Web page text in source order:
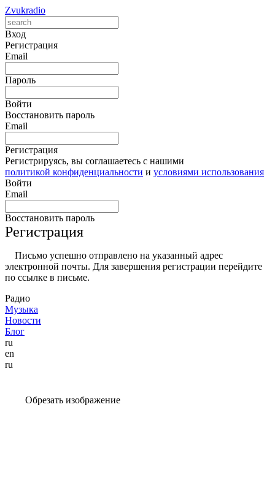
Zvukradio
Вход
Регистрация
Email
Пароль
Войти
Восстановить пароль
Email
Регистрация
Регистрируясь, вы соглашаетесь с нашими
политикой конфиденциальности и условиями использования
Войти
Email
Восстановить пароль
Регистрация
Письмо успешно отправлено на указанный адрес
электронной почты. Для завершения регистрации перейдите
по ссылке в письме.
Радио
Музыка
Новости
Блог
ru
en
ru
Обрезать изображение